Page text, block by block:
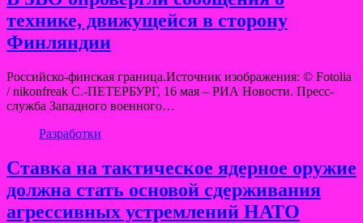
технике, движущейся в сторону
Финляндии
Российско-финская граница.Источник изображения: © Fotolia
/ nikonfreak С.-ПЕТЕРБУРГ, 16 мая – РИА Новости. Пресс-
служба Западного военного…
Разработки
Ставка на тактическое ядерное оружие
должна стать основой сдерживания
агрессивных устремлений НАТО